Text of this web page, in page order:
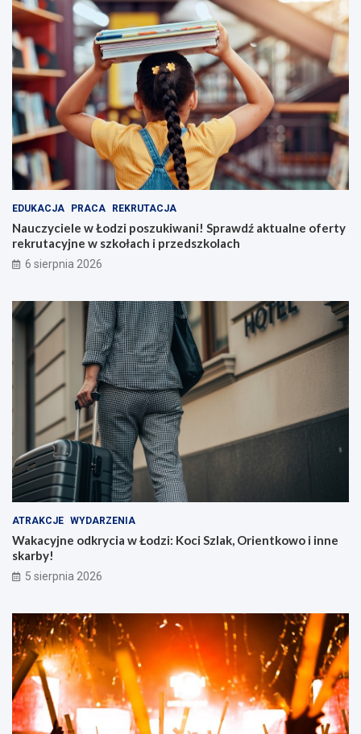
EDUKACJA PRACA REKRUTACJA
Nauczyciele w Łodzi poszukiwani! Sprawdź aktualne oferty
rekrutacyjne w szkołach i przedszkolach
6 sierpnia 2026
ATRAKCJE WYDARZENIA
Wakacyjne odkrycia w Łodzi: Koci Szlak, Orientkowo i inne
skarby!
5 sierpnia 2026